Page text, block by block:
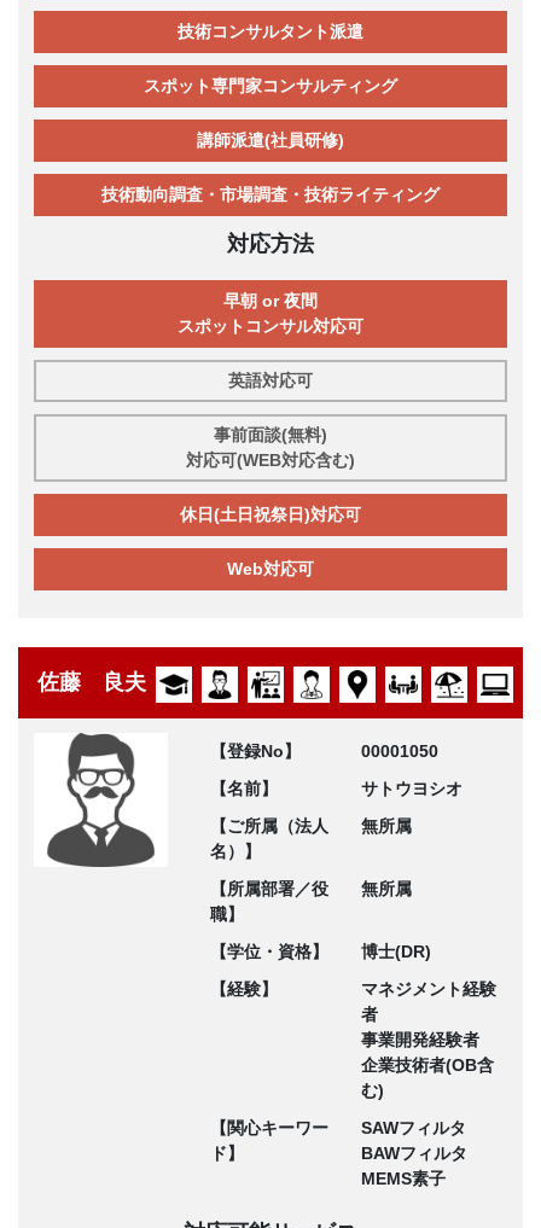
技術コンサルタント派遣
スポット専門家コンサルティング
講師派遣(社員研修)
技術動向調査・市場調査・技術ライティング
対応方法
早朝 or 夜間
スポットコンサル対応可
英語対応可
事前面談(無料)
対応可(WEB対応含む)
休日(土日祝祭日)対応可
Web対応可
佐藤 良夫
【登録No】
00001050
【名前】
サトウヨシオ
【ご所属（法人
名）】
無所属
【所属部署／役
職】
無所属
【学位・資格】
博士(DR)
【経験】
マネジメント経験
者
事業開発経験者
企業技術者(OB含
む)
【関心キーワー
ド】
SAWフィルタ
BAWフィルタ
MEMS素子